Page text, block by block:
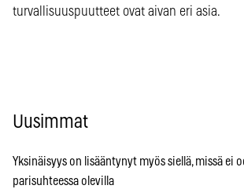
turvallisuuspuutteet ovat aivan eri asia.
Uusimmat
Yksinäisyys on lisääntynyt myös siellä, missä ei
parisuhteessa olevilla